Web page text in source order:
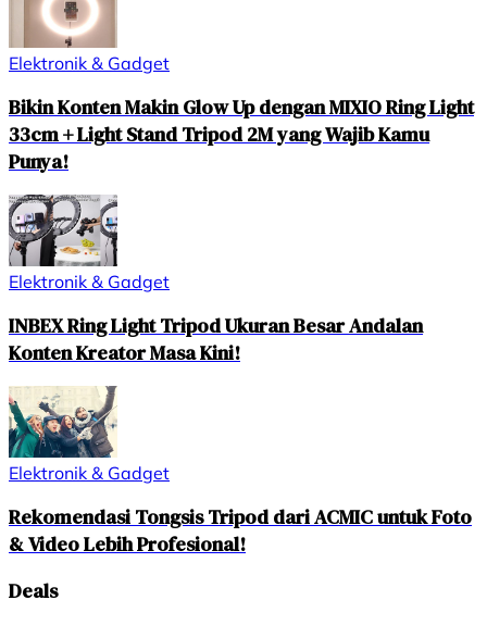
Elektronik & Gadget
Bikin Konten Makin Glow Up dengan MIXIO Ring Light
33cm + Light Stand Tripod 2M yang Wajib Kamu
Punya!
Elektronik & Gadget
INBEX Ring Light Tripod Ukuran Besar Andalan
Konten Kreator Masa Kini!
Elektronik & Gadget
Rekomendasi Tongsis Tripod dari ACMIC untuk Foto
& Video Lebih Profesional!
Deals